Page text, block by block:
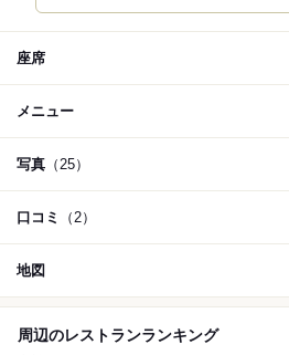
座席
メニュー
写真 （25）
口コミ （2）
地図
周辺のレストランランキング